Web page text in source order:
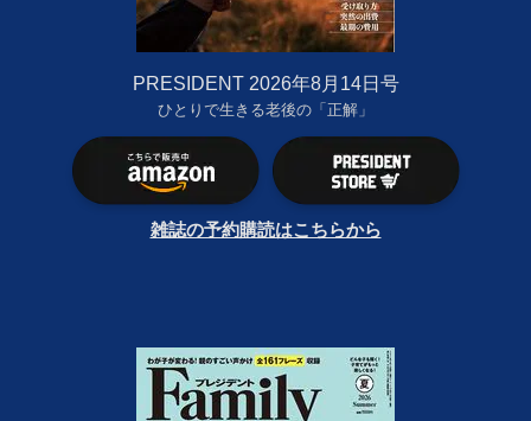
PRESIDENT 2026年8月14日号
ひとりで生きる老後の「正解」
雑誌の予約購読はこちらから